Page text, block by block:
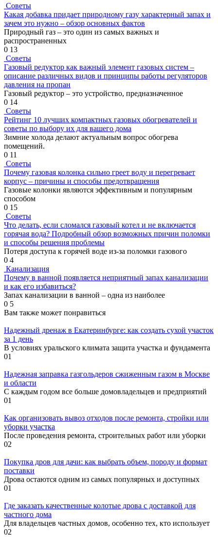
Советы
Какая добавка придает природному газу характерный запах и
зачем это нужно – обзор основных фактов
Природный газ – это один из самых важных и
распространенных
0 13
Советы
Газовый редуктор как важный элемент газовых систем –
описание различных видов и принципы работы регуляторов
давления на пропан
Газовый редуктор – это устройство, предназначенное
0 14
Советы
Рейтинг 10 лучших компактных газовых обогревателей и
советы по выбору их для вашего дома
Зимние холода делают актуальным вопрос обогрева
помещений.
0 11
Советы
Почему газовая колонка сильно греет воду и перегревает
корпус – причины и способы предотвращения
Газовые колонки являются эффективным и популярным
способом
0 15
Советы
Что делать, если сломался газовый котел и не включается
горячая вода? Подробный обзор возможных причин поломки
и способы решения проблемы
Потеря доступа к горячей воде из-за поломки газового
0 4
Канализация
Почему в ванной появляется неприятный запах канализации
и как его избавиться?
Запах канализации в ванной – одна из наиболее
0 5
Вам также может понравиться
Надежный дренаж в Екатеринбурге: как создать сухой участок
за 1 день
В условиях уральского климата защита участка и фундамента
01
Надежная заправка газгольдеров сжиженным газом в Москве
и области
С каждым годом все больше домовладельцев и предприятий
01
Как организовать вывоз отходов после ремонта, стройки или
уборки участка
После проведения ремонта, строительных работ или уборки
02
Покупка дров для дачи: как выбрать объем, породу и формат
поставки
Дрова остаются одним из самых популярных и доступных
01
Где заказать качественные колотые дрова с доставкой для
частного дома
Для владельцев частных домов, особенно тех, кто использует
02